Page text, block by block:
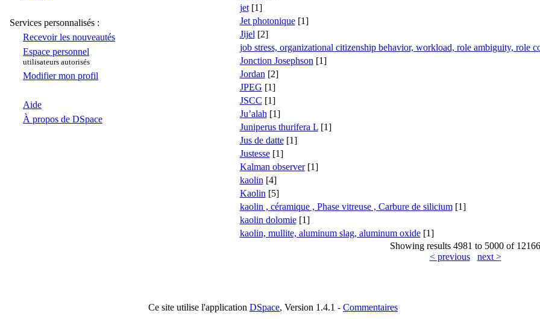
Services personnalisés :
Recevoir les nouveautés
Espace personnel
utilisateurs autorisés
Modifier mon profil
Aide
À propos de DSpace
jet[1]
Jet photonique[1]
Jijel [2]
job stress, organizational citizenship behavior, workload, role ambiguity, role
Jonction Josephson [1]
Jordan [2]
JPEG [1]
JSCC [1]
Ju’alah [1]
Juniperus thurifera L[1]
Jus de datte[1]
Justesse[1]
Kalman observer[1]
kaolin [4]
Kaolin [5]
kaolin , céramique , Phase vitreuse , Carbure de silicium[1]
kaolin dolomie[1]
kaolin, mullite, aluminum slag, aluminum oxide[1]
Showing results 4981 to 5000 of 12166
< previous
next >
Ce site utilise l'application DSpace, Version 1.4.1 - Commentaires